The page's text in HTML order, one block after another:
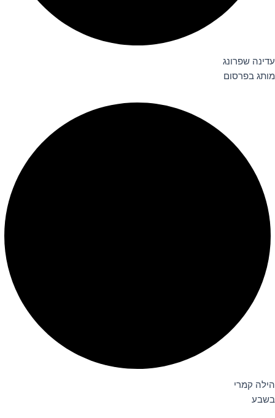
עדינה שפרונג
מותג בפרסום
הילה קמרי
בשבע